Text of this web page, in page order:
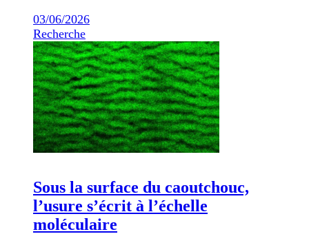
03/06/2026
Recherche
Sous la surface du caoutchouc,
l’usure s’écrit à l’échelle
moléculaire